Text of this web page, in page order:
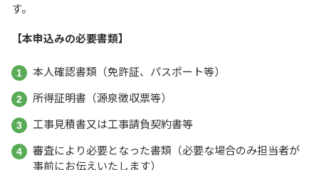
す。
【本申込みの必要書類】
本人確認書類（免許証、パスポート等）
所得証明書（源泉徴収票等）
工事見積書又は工事請負契約書等
審査により必要となった書類（必要な場合のみ担当者が
事前にお伝えいたします）